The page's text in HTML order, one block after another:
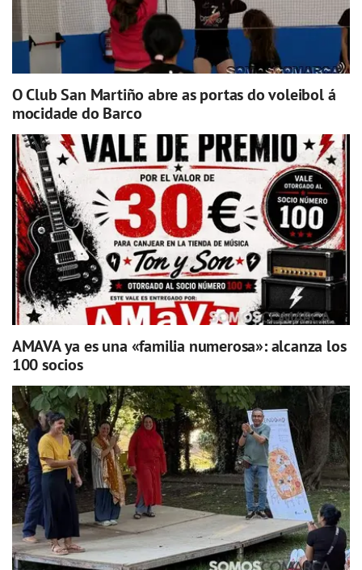
O Club San Martiño abre as portas do voleibol á
mocidade do Barco
AMAVA ya es una «familia numerosa»: alcanza los
100 socios